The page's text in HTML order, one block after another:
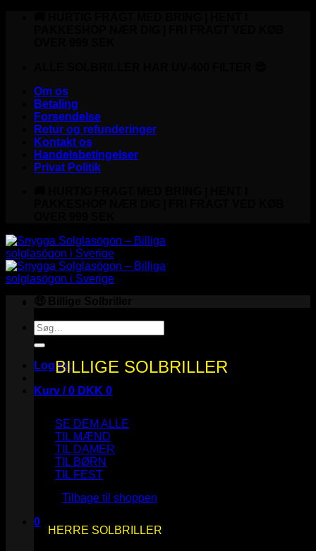
Om os
Betaling
Forsendelse
Retur og refunderinger
Kontakt os
Handelsbetingelser
Privat Politik
Søg
efter:
Log ind
Kurv /0 DKK 0
Ingen varer i kurven.
Tilbage til shoppen
0
Kurv
BILLIGE SOLBRILLER
SE DEM ALLE
TIL MÆND
TIL DAMER
TIL BØRN
TIL FEST
HERRE SOLBRILLER